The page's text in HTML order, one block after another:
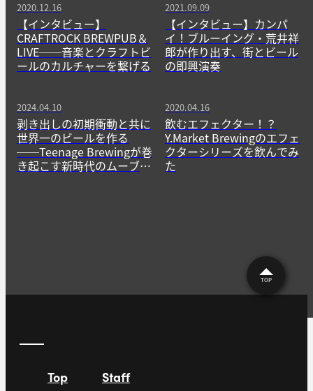
2020.12.16
【インタビュー】
CRAFTROCK BREWPUB＆
LIVE──音楽とクラフトビ
ールのカルチャーを繋げる
2021.09.09
【インタビュー】カンパ
イ！ブルーイング・荒井祥
郎が作り出す、街とビール
の即興演奏
2024.04.10
剥き出しの初期衝動と共に
世界一のビールを作る
──Teenage Brewingが巻
き起こす新時代のムーブメ
2020.04.16
飲むエフェクター！？
Y.Market Brewingのエフェ
クターシリーズを飲んでみ
た
TOP
Top
Staff